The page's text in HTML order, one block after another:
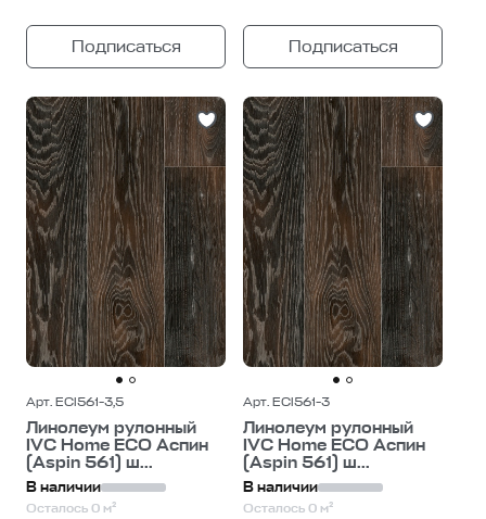
Подписаться Подписаться
Арт. ECI561-3,5
Линолеум рулонный
IVC Home ECO Аспин
(Aspin 561) ш...
В наличии
Осталось 0 м²
Арт. ECI561-3
Линолеум рулонный
IVC Home ECO Аспин
(Aspin 561) ш...
В наличии
Осталось 0 м²